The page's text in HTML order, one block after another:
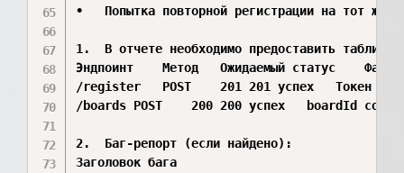
•	Попытка повторной регистрации на тот же email → 409/422
1.	В отчете необходимо предоставить таблицу тестовых случаев:
Эндпоинт	Метод	Ожидаемый статус	Фактический статус	Результат 	Комментарий / Скриншот
/register	POST	201	201	успех	Токен сохранен в env
/boards	POST	200	200	успех	boardId сохранен
2.	Баг-репорт (если найдено):
Заголовок бага